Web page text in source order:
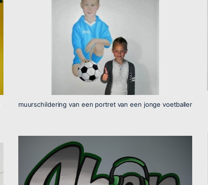
muurschildering van een portret van een jonge voetballer